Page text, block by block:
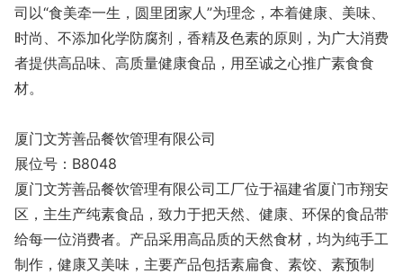
司以“食美牵一生，圆里团家人”为理念，本着健康、美味、
时尚、不添加化学防腐剂，香精及色素的原则，为广大消费
者提供高品味、高质量健康食品，用至诚之心推广素食食
材。
厦门文芳善品餐饮管理有限公司
展位号：B8048
厦门文芳善品餐饮管理有限公司工厂位于福建省厦门市翔安
区，主生产纯素食品，致力于把天然、健康、环保的食品带
给每一位消费者。产品采用高品质的天然食材，均为纯手工
制作，健康又美味，主要产品包括素扁食、素饺、素预制